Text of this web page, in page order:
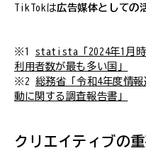
TikTokは広告媒体としての
※1 statista「2024年1月
利用者数が最も多い国」
※2 総務省「令和4年度情
動に関する調査報告書」
クリエイティブの